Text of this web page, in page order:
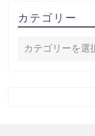
カテゴリー